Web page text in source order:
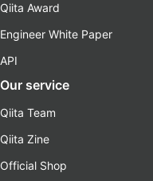
Qiita Award
Engineer White Paper
API
Our service
Qiita Team
Qiita Zine
Official Shop